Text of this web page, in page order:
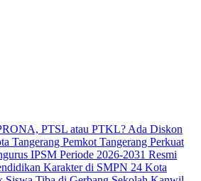
PTSL atau PTKL? Ada Diskon
Tangerang Pemkot Tangerang Perkuat
IPSM Periode 2026-2031 Resmi
Karakter di SMPN 24 Kota